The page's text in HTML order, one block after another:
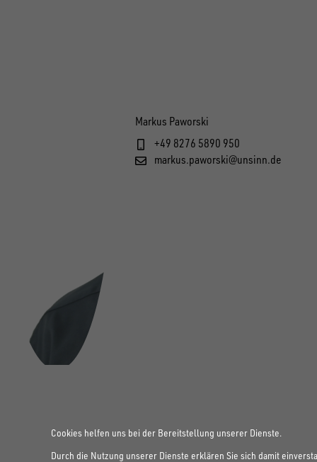
Markus Paworski
+49 8276 5890 950
markus.paworski@unsinn.de
Cookies helfen uns bei der Bereitstellung unserer Dienste.
Durch die Nutzung unserer Dienste erklären Sie sich damit